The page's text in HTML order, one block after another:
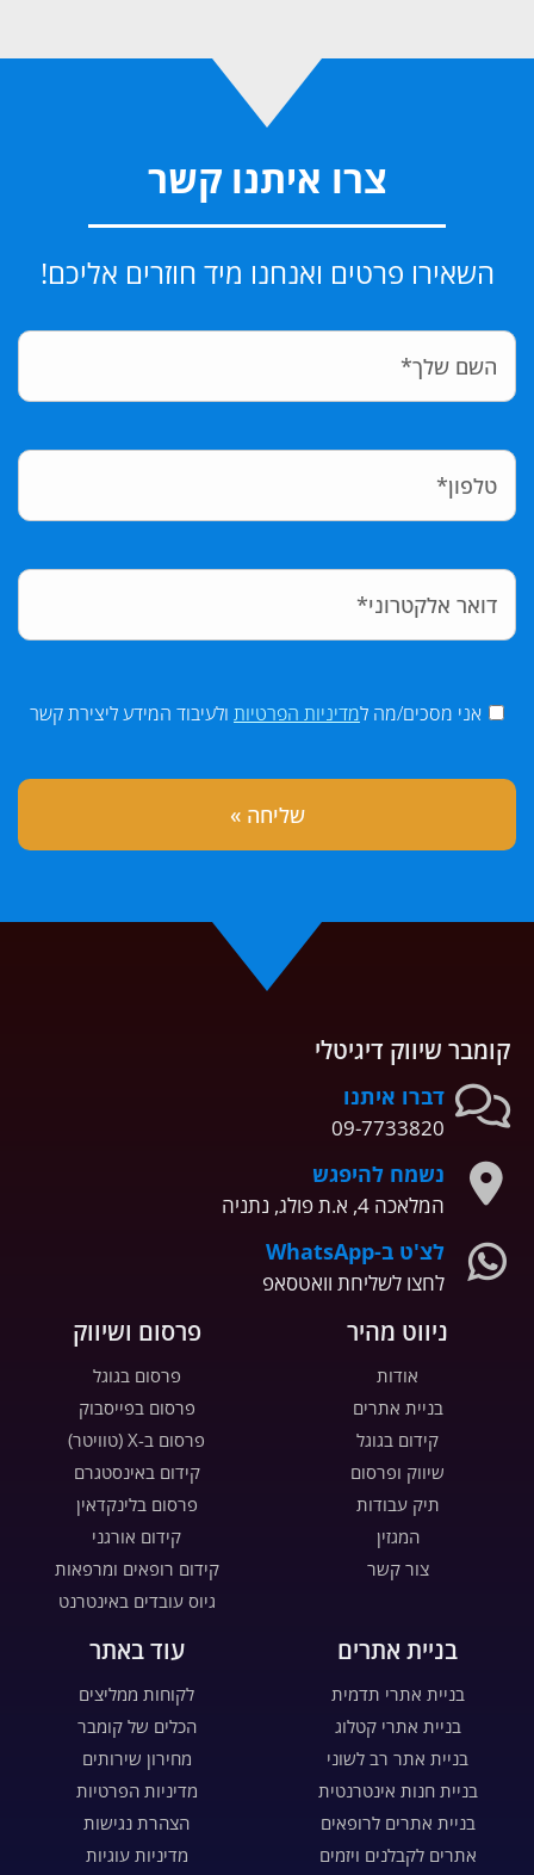
צרו איתנו קשר
השאירו פרטים ואנחנו מיד חוזרים אליכם!
אני מסכים/מה למדיניות הפרטיות ולעיבוד המידע ליצירת קשר
קומבר שיווק דיגיטלי
דברו איתנו
09-7733820
נשמח להיפגש
המלאכה 4, א.ת פולג, נתניה
לצ'ט ב-WhatsApp
לחצו לשליחת וואטסאפ
ניווט מהיר
אודות
בניית אתרים
קידום בגוגל
שיווק ופרסום
תיק עבודות
המגזין
צור קשר
פרסום ושיווק
פרסום בגוגל
פרסום בפייסבוק
פרסום ב-X (טוויטר)
קידום באינסטגרם
פרסום בלינקדאין
קידום אורגני
קידום רופאים ומרפאות
גיוס עובדים באינטרנט
בניית אתרים
בניית אתרי תדמית
בניית אתרי קטלוג
בניית אתר רב לשוני
בניית חנות אינטרנטית
בניית אתרים לרופאים
אתרים לקבלנים ויזמים
עוד באתר
לקוחות ממליצים
הכלים של קומבר
מחירון שירותים
מדיניות הפרטיות
הצהרת נגישות
מדיניות עוגיות